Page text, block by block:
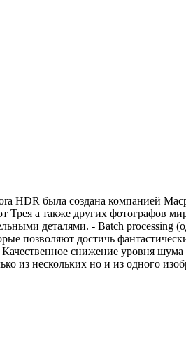
HDR была создана компанией
а также других фотографов
деталями. - Batch processing
позволяют достичь
снижение уровня шума
из нескольких но и из одного